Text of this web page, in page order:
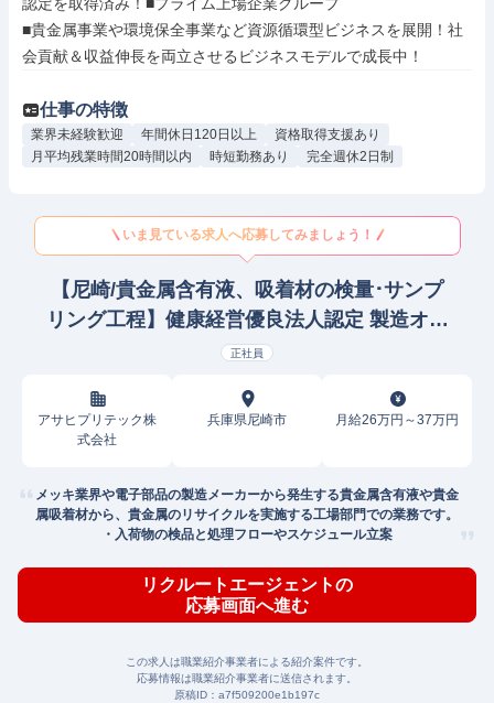
■貴金属事業や環境保全事業など資源循環型ビジネスを展開！社
会貢献＆収益伸長を両立させるビジネスモデルで成長中！
仕事の特徴
業界未経験歓迎 年間休日120日以上
資格取得支援あり
月平均残業時間20時間以内
時短勤務あり 完全週休2日制
いま見ている求人へ応募してみましょう！
【尼崎/貴金属含有液、吸着材の検量･サンプ
リング工程】健康経営優良法人認定 製造オペ
レーター/ラインマネージャー(鉄鋼/非鉄金属/
正社員
アサヒプリテック株
式会社
兵庫県尼崎市 月給26万円～37万円
メッキ業界や電子部品の製造メーカーから発生する貴金属含有液や貴金
属吸着材から、貴金属のリサイクルを実施する工場部門での業務です。
・入荷物の検品と処理フローやスケジュール立案
リクルートエージェントの
応募画面へ進む
この求人は職業紹介事業者による紹介案件です。
応募情報は職業紹介事業者に送信されます。
原稿ID： a7f509200e1b197c